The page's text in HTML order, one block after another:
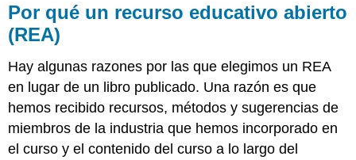
Por qué un recurso educativo abierto
(REA)
Hay algunas razones por las que elegimos un REA
en lugar de un libro publicado. Una razón es que
hemos recibido recursos, métodos y sugerencias de
miembros de la industria que hemos incorporado en
el curso y el contenido del curso a lo largo del